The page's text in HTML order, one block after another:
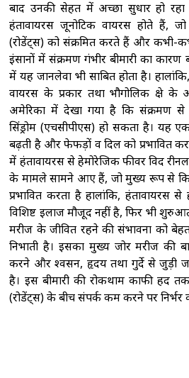
बाद उनकी सेहत में अच्छा सुधार हो
हंतावायरस जूनोटिक वायरस होते हैं,
(रोडेंट्स) को संक्रमित करते हैं और कभी-
इंसानों में संक्रमण गंभीर बीमारी का
में यह जानलेवा भी साबित होता है।
वायरस के प्रकार तथा भौगोलिक क्षेत्र
अमेरिका में देखा गया है कि संक्रमण से
सिंड्रोम (एचसीपीएस) हो सकता है। यह
बढ़ती है और फेफड़ों व दिल को प्रभावित
में हंतावायरस से हेमोरेजिक फीवर विद
के मामले सामने आए हैं, जो मुख्य रूप से
प्रभावित करता है हालांकि, हंतावायरस से
विशिष्ट इलाज मौजूद नहीं है, फिर भी
मरीज के जीवित रहने की संभावना को
निभाती है। इसका मुख्य जोर मरीज की
करने और श्वसन, हृदय तथा गुर्दे से जुड़ी
है। इस बीमारी की रोकथाम काफी हद
(रोडेंट्स) के बीच संपर्क कम करने पर निर्भर